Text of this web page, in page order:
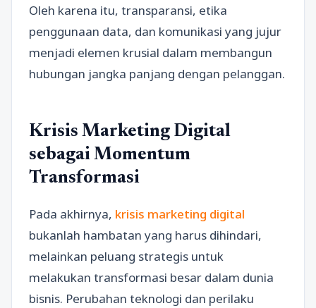
Oleh karena itu, transparansi, etika
penggunaan data, dan komunikasi yang jujur
menjadi elemen krusial dalam membangun
hubungan jangka panjang dengan pelanggan.
Krisis Marketing Digital
sebagai Momentum
Transformasi
Pada akhirnya, krisis marketing digital
bukanlah hambatan yang harus dihindari,
melainkan peluang strategis untuk
melakukan transformasi besar dalam dunia
bisnis. Perubahan teknologi dan perilaku